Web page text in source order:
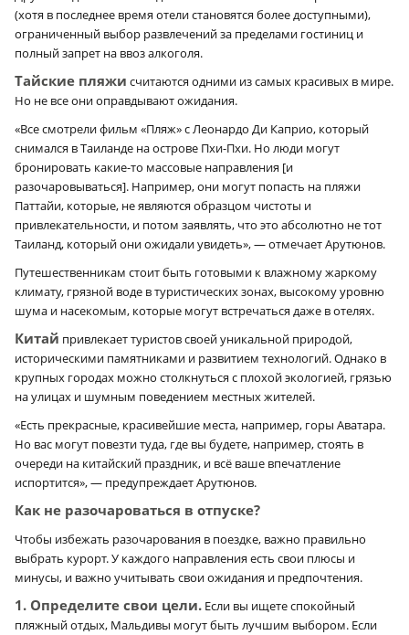
(хотя в последнее время отели становятся более доступными),
ограниченный выбор развлечений за пределами гостиниц и
полный запрет на ввоз алкоголя.
Тайские пляжи считаются одними из самых красивых в мире.
Но не все они оправдывают ожидания.
«Все смотрели фильм «Пляж» с Леонардо Ди Каприо, который
снимался в Таиланде на острове Пхи-Пхи. Но люди могут
бронировать какие-то массовые направления [и
разочаровываться]. Например, они могут попасть на пляжи
Паттайи, которые, не являются образцом чистоты и
привлекательности, и потом заявлять, что это абсолютно не тот
Таиланд, который они ожидали увидеть», — отмечает Арутюнов.
Путешественникам стоит быть готовыми к влажному жаркому
климату, грязной воде в туристических зонах, высокому уровню
шума и насекомым, которые могут встречаться даже в отелях.
Китай привлекает туристов своей уникальной природой,
историческими памятниками и развитием технологий. Однако в
крупных городах можно столкнуться с плохой экологией, грязью
на улицах и шумным поведением местных жителей.
«Есть прекрасные, красивейшие места, например, горы Аватара.
Но вас могут повезти туда, где вы будете, например, стоять в
очереди на китайский праздник, и всё ваше впечатление
испортится», — предупреждает Арутюнов.
Как не разочароваться в отпуске?
Чтобы избежать разочарования в поездке, важно правильно
выбрать курорт. У каждого направления есть свои плюсы и
минусы, и важно учитывать свои ожидания и предпочтения.
1. Определите свои цели. Если вы ищете спокойный
пляжный отдых, Мальдивы могут быть лучшим выбором. Если